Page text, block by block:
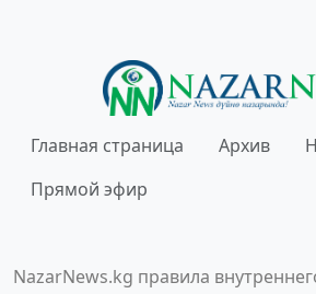
Главная страница Архив
Прямой эфир
NazarNews.kg правила